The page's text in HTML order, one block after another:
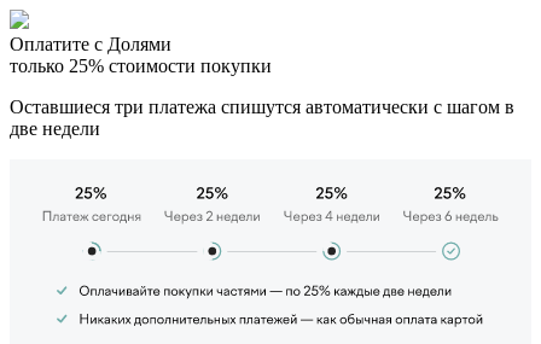
Оплатите с Долями
только 25% стоимости покупки
Оставшиеся три платежа спишутся автоматически с шагом в
две недели